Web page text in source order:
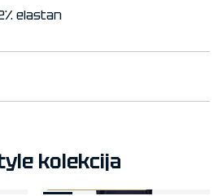
elastan
kolekcija